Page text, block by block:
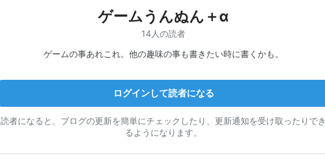
ゲームうんぬん＋α
14人の読者
ゲームの事あれこれ。他の趣味の事も書きたい時に書くかも。
ログインして読者になる
読者になると、ブログの更新を簡単にチェックしたり、更新通知を受け取ったりでき
るようになります。